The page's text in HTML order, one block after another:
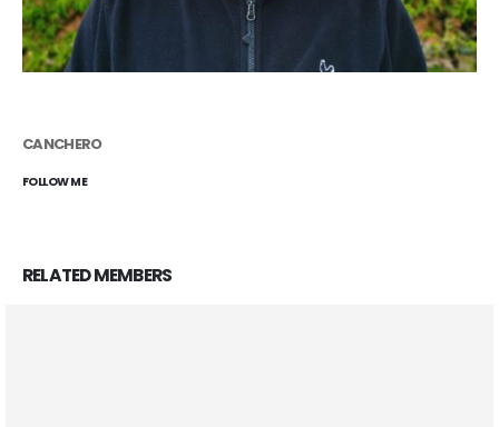
CANCHERO
FOLLOW ME
RELATEDMEMBERS